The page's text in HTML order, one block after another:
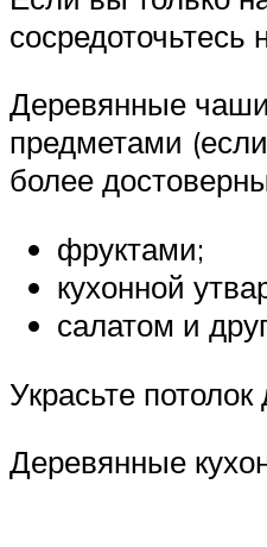
сосредоточьтесь
Деревянные
предметами
более
фруктами;
кухонной
салатом и
Украсьте
Деревянные